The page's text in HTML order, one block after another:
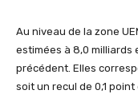
Au niveau de la zone
estimées à 8,0 milliards
précédent. Elles
soit un recul de 0,1